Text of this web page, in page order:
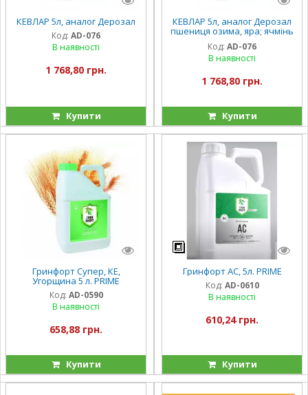
КЕВЛАР 5л, аналог Дерозал
Код: AD-076
В наявності
1 768,80 грн.
Купити
КЕВЛАР 5л, аналог Дерозал
пшениця озима, яра; ячмінь
ярий, озимий; буряк
цукровий, жито, виноград,
яблуня
Код: AD-076
В наявності
1 768,80 грн.
Купити
Гринфорт Супер, КЕ,
Угорщина 5 л. PRIME
Код: AD-0590
В наявності
658,88 грн.
Купити
Гринфорт АС, 5л. PRIME
Код: AD-0610
В наявності
610,24 грн.
Купити